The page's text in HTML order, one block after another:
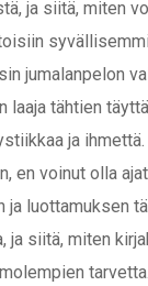
ja siitä, miten
jumalanpelon
laaja tähtien
ja ihmettä.
en voinut olla
ja luottamuksen
ja siitä, miten